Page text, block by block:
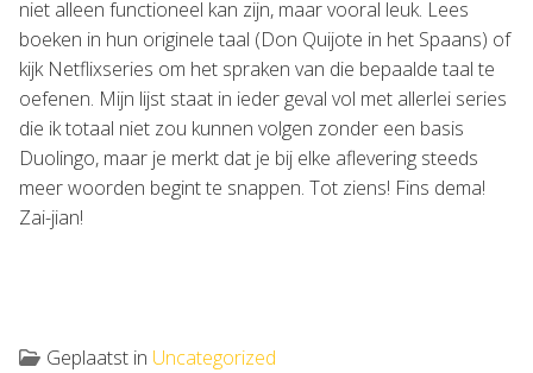
niet alleen functioneel kan zijn, maar vooral leuk. Lees
boeken in hun originele taal (Don Quijote in het Spaans) of
kijk Netflixseries om het spraken van die bepaalde taal te
oefenen. Mijn lijst staat in ieder geval vol met allerlei series
die ik totaal niet zou kunnen volgen zonder een basis
Duolingo, maar je merkt dat je bij elke aflevering steeds
meer woorden begint te snappen. Tot ziens! Fins dema!
Zai-jian!
Geplaatst in Uncategorized